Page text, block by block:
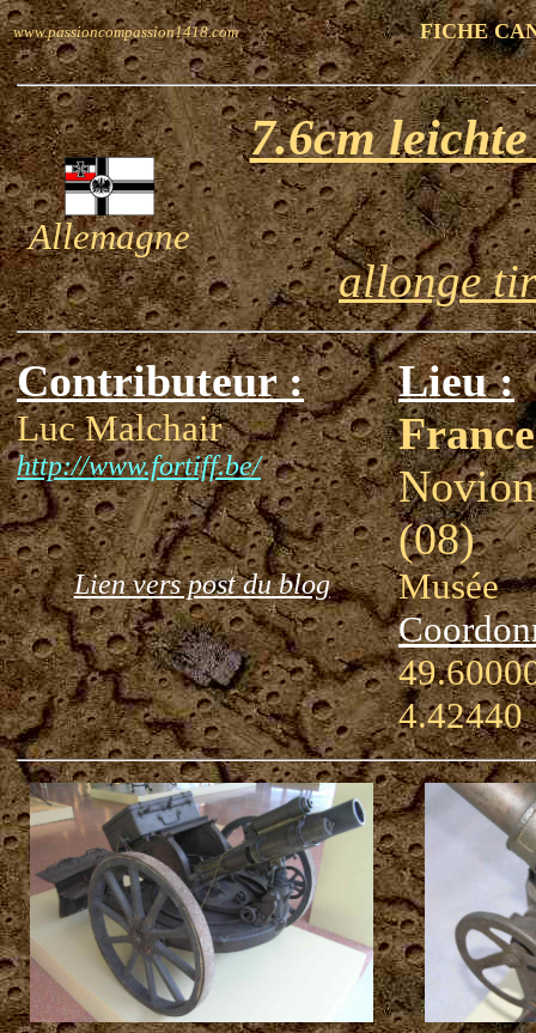
www.passioncompassion1418.com FICHE
Allemagne
7.6cm
allonge
Contributeur :
Luc Malchair
http://www.fortiff.be/
Lien vers post du blog
Lieu :
France
(08)
Musée
4.42440